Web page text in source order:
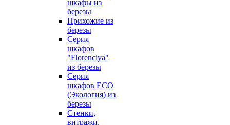
шкафы из
березы
Прихожие из
березы
Серия
шкафов
"Florenciya"
из березы
Серия
шкафов ECO
(Экология) из
березы
Стенки,
витражи,